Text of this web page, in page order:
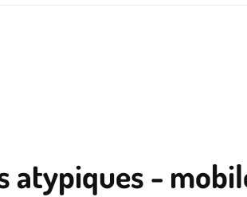
atypiques -